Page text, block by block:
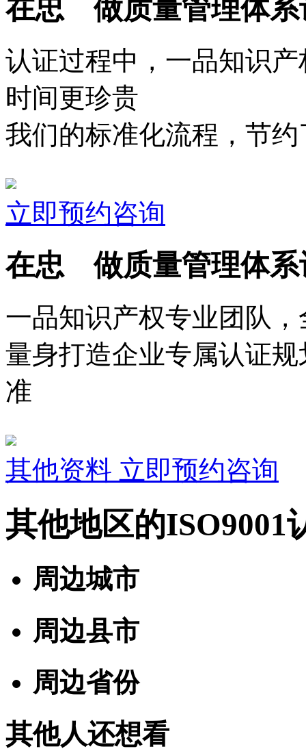
在忠 做质量管理体系
认证过程中，一品知识
时间更珍贵
我们的标准化流程，节
立即预约咨询
在忠 做质量管理体系
一品知识产权专业团队
量身打造企业专属认证
准
其他资料 立即预约咨询
其他地区的ISO9001
周边城市
周边县市
周边省份
其他人还想看